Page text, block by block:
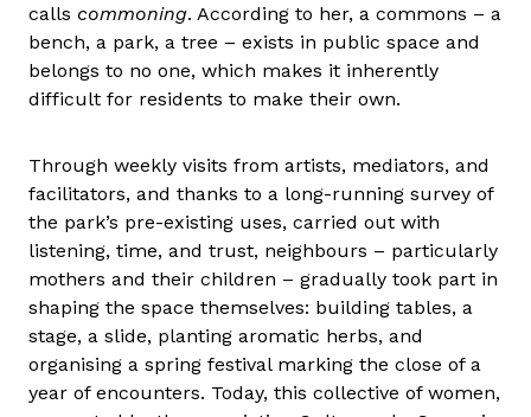
calls commoning. According to her, a commons – a
bench, a park, a tree – exists in public space and
belongs to no one, which makes it inherently
difficult for residents to make their own.
Through weekly visits from artists, mediators, and
facilitators, and thanks to a long-running survey of
the park’s pre-existing uses, carried out with
listening, time, and trust, neighbours – particularly
mothers and their children – gradually took part in
shaping the space themselves: building tables, a
stage, a slide, planting aromatic herbs, and
organising a spring festival marking the close of a
year of encounters. Today, this collective of women,